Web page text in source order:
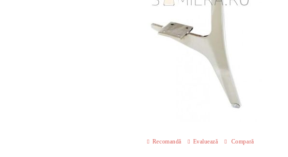
Recomandă Evaluează Compară